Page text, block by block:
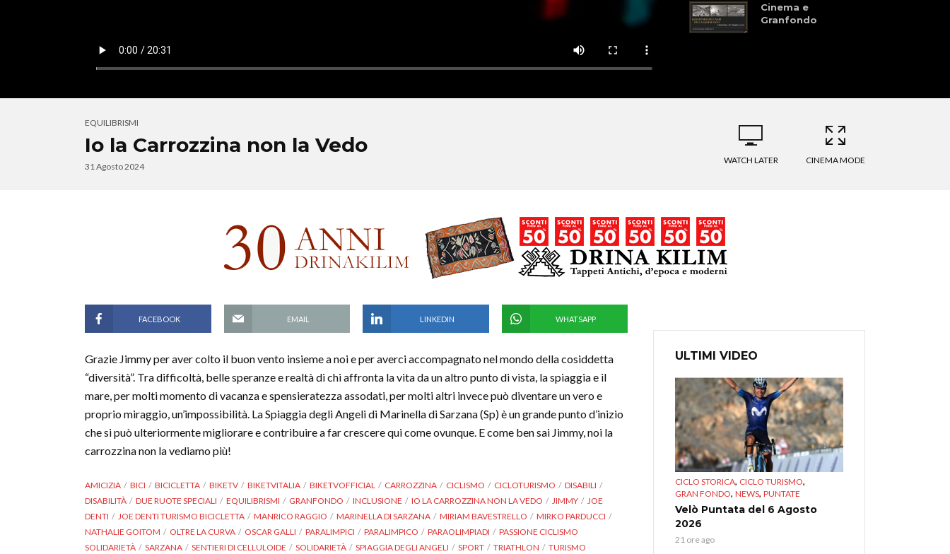
Cinema e
Granfondo
EQUILIBRISMI
Io la Carrozzina non la Vedo
31 Agosto 2024
WATCH LATER CINEMA MODE
FACEBOOK EMAIL LINKEDIN WHATSAPP
Grazie Jimmy per aver colto il buon vento insieme a noi e per averci accompagnato nel mondo della cosiddetta
“diversità”. Tra difficoltà, belle speranze e realtà di chi affronta la vita da un altro punto di vista, la spiaggia e il
mare, per molti momento di vacanza e spensieratezza assodati, per molti altri invece può diventare un vero e
proprio miraggio, un’impossibilità. La Spiaggia degli Angeli di Marinella di Sarzana (Sp) è un grande punto d’inizio
che si può ulteriormente migliorare e contribuire a far crescere qui come ovunque. E come ben sai Jimmy, noi la
carrozzina non la vediamo più!
AMICIZIA BICI BICICLETTA BIKETV BIKETVITALIA BIKETVOFFICIAL CARROZZINA CICLISMO CICLOTURISMO
DISABILI
DISABILITÀ
DUE RUOTE SPECIALI EQUILIBRISMI GRANFONDO INCLUSIONE IO LA CARROZZINA NON LA VEDO JIMMY
JOE
DENTI
JOE DENTI TURISMO BICICLETTA MANRICO RAGGIO MARINELLA DI SARZANA MIRIAM BAVESTRELLO
MIRKO PARDUCCI
NATHALIE GOITOM
OLTRE LA CURVA OSCAR GALLI PARALIMPICI PARALIMPICO PARAOLIMPIADI
PASSIONE CICLISMO
SOLIDARIETÀ
SARZANA SENTIERI DI CELLULOIDE SOLIDARIETÀ SPIAGGIA DEGLI ANGELI SPORT TRIATHLON TURISMO
ULTIMI VIDEO
CICLO STORICA, CICLO TURISMO,
GRAN FONDO, NEWS, PUNTATE
Velò Puntata del 6 Agosto
2026
21 ore ago